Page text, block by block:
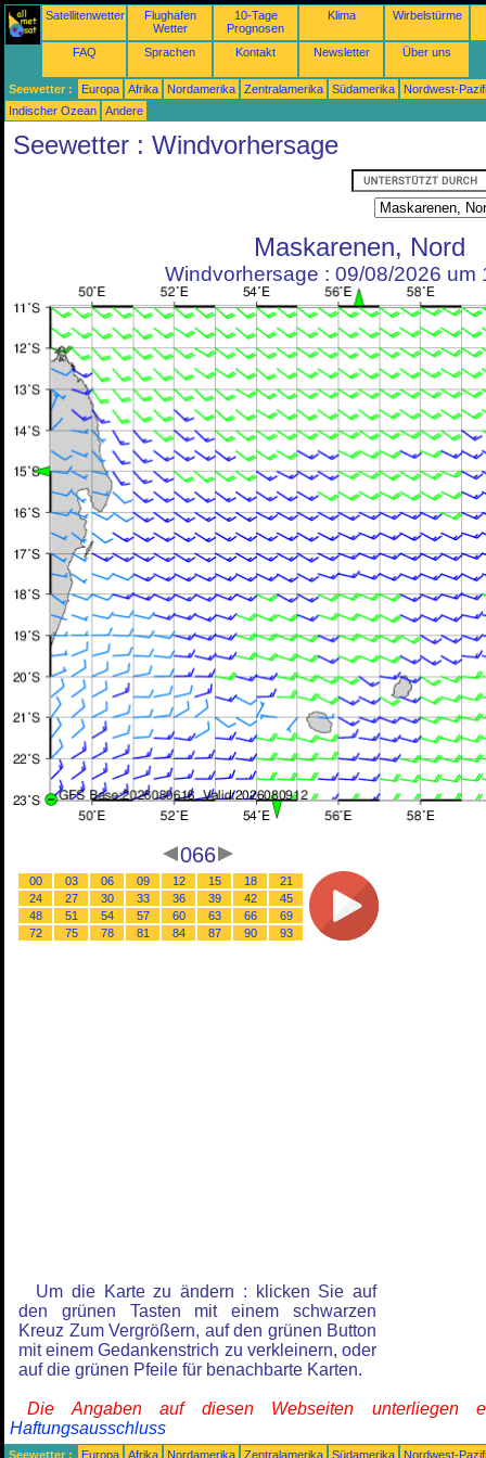
Satellitenwetter
Flughafen
Wetter
10-Tage
Prognosen
Klima Wirbelstürme
FAQ Sprachen Kontakt Newsletter Über uns
Seewetter : Europa Afrika Nordamerika Zentralamerika Südamerika
Nordwest-
Indischer Ozean
Andere
Seewetter : Windvorhersage
Maskarenen, Nord
Windvorhersage : 09/08/2026 um
066
00 03 06 09 12 15 18
21
24
27 30 33 36 39 42
45
48
51 54 57 60 63 66
69
72
75 78 81 84 87 90 93
Um die Karte zu ändern : klicken Sie auf
den grünen Tasten mit einem schwarzen
Kreuz Zum Vergrößern, auf den grünen Button
mit einem Gedankenstrich zu verkleinern, oder
auf die grünen Pfeile für benachbarte Karten.
Die Angaben auf diesen Webseiten unterliegen
Haftungsausschluss
Seewetter : Europa Afrika Nordamerika Zentralamerika Südamerika
Nordwest-